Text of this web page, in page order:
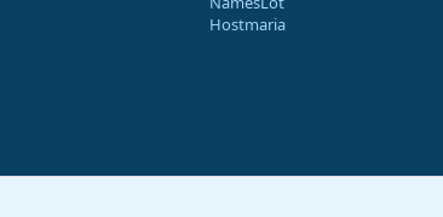
Hostmaria